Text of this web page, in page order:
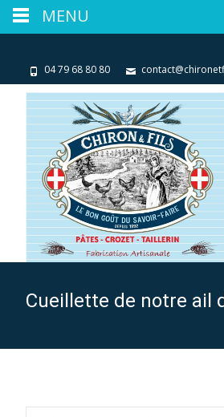
04 79 68 80 80
Cueillette de notre ail
MENU